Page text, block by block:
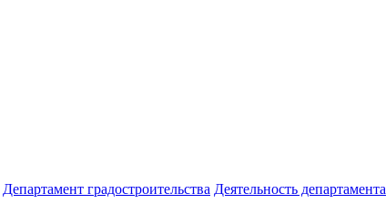
Департамент градостроительства Деятельность департамента